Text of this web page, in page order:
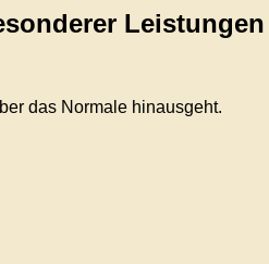
Leistungen
das Normale hinausgeht.